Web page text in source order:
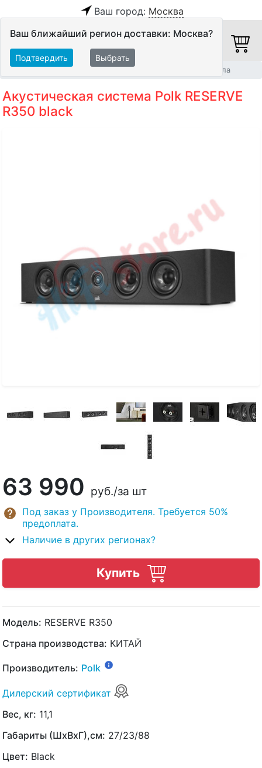
Ваш город: Москва
Ваш ближайший регион доставки: Москва?
Подтвердить Выбрать
АС центрального канала
Акустическая система Polk RESERVE
R350 black
63 990 руб./за шт
Под заказ у Производителя. Требуется 50%
предоплата.
Наличие в других регионах?
Купить
Модель: RESERVE R350
Страна производства: КИТАЙ
Производитель: Polk
Дилерский сертификат
Вес, кг: 11,1
Габариты (ШхВхГ),см: 27/23/88
Цвет: Black